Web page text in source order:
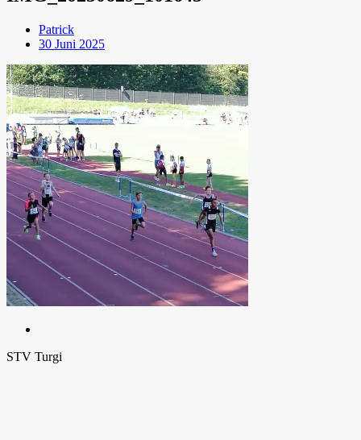
Patrick
30 Juni 2025
STV Turgi